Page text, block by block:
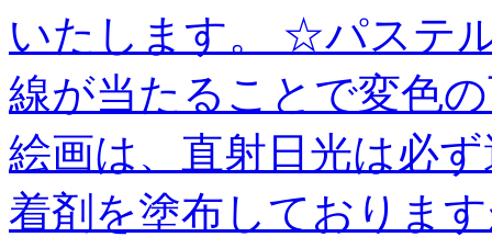
いたします。 ☆パステ
線が当たることで変色
絵画は、直射日光は必
着剤を塗布しておりま